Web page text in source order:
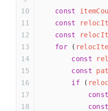
    const
    const
    const
    for
(
        const
        const
        if
(
            const
            const